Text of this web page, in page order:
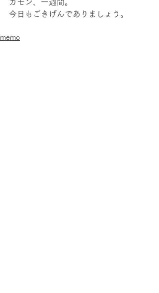
カモン、一週間。
今日もごきげんでありましょう。
memo